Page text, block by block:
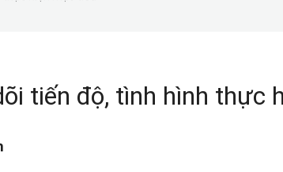
tiến độ, tình hình thực